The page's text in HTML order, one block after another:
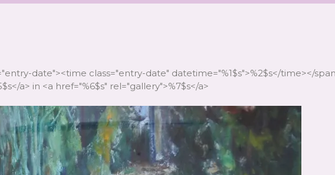
date"><time class="entry-date" datetime="%1$s">%2$s</time></
a> in <a href="%6$s" rel="gallery">%7$s</a>